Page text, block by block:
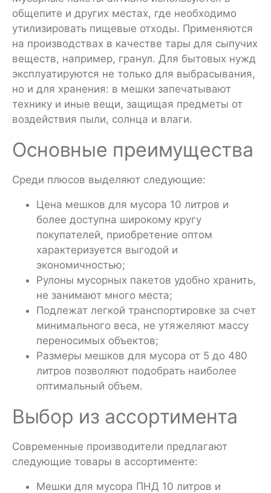
общепите и других местах, где необходимо
утилизировать пищевые отходы. Применяются
на производствах в качестве тары для сыпучих
веществ, например, гранул. Для бытовых нужд
эксплуатируются не только для выбрасывания,
но и для хранения: в мешки запечатывают
технику и иные вещи, защищая предметы от
воздействия пыли, солнца и влаги.
Основные преимущества
Среди плюсов выделяют следующие:
Цена мешков для мусора 10 литров и
более доступна широкому кругу
покупателей, приобретение оптом
характеризуется выгодой и
экономичностью;
Рулоны мусорных пакетов удобно хранить,
не занимают много места;
Подлежат легкой транспортировке за счет
минимального веса, не утяжеляют массу
переносимых объектов;
Размеры мешков для мусора от 5 до 480
литров позволяют подобрать наиболее
оптимальный объем.
Выбор из ассортимента
Современные производители предлагают
следующие товары в ассортименте:
Мешки для мусора ПНД 10 литров и